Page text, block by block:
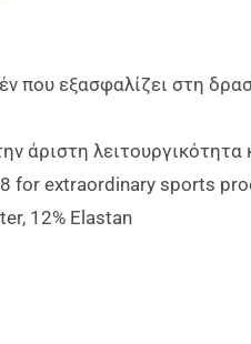
που εξασφαλίζει στη
άριστη
for extraordinary sports
12% Elastan